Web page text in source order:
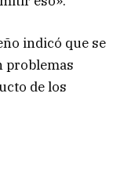
indicó que se
problemas
de los